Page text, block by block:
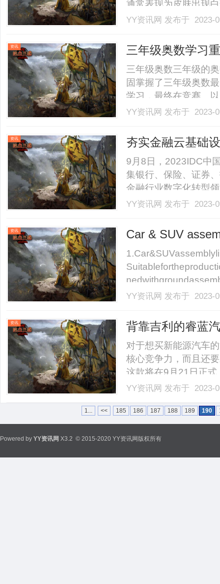
通常表现为皮肤出现
关。首先，有研究发
表明白癜风可能与遗
了.........
YY资讯网 发布于 2023-
资讯
三年级奥数学习
算
三年级奥数三年级的
固掌握了三年级奥数
学习，最终在竞赛、
年级属于奥数学习打
很大的提高，这个时
金.........
YY资讯网 发布于 2023-
资讯
夯实金融云基础
展新活力
9月8日，2023IDC中
集银行、保险、证券
金融行业数字化转型
业资深架构师石大伟
随着金融行业上云进
YY资讯网 发布于 2023-
资讯 Car & SUV
YY资讯网 发布于 2023-
资讯 背靠吉利的睿蓝
对于想买新能源汽车
核心竞争力，而且还
这款将在9月21日正
先，睿蓝7是睿蓝汽车
技共同出资组建而成
YY资讯网 发布于 2023-
1... << 185 186 187 188 189 190
Powered by YY资讯网 X3.2 © 2015-2020 YY资讯网版权所有